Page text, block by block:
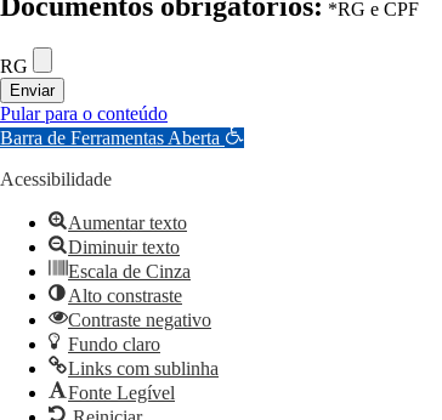
*RG e CPF
RG
Enviar
Pular para o conteúdo
Barra de Ferramentas Aberta
Acessibilidade
Aumentar texto
Diminuir texto
Escala de Cinza
Alto constraste
Contraste negativo
Fundo claro
Links com sublinha
Fonte Legível